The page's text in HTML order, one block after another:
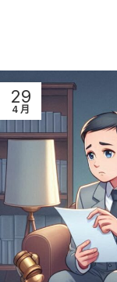
29
4 月